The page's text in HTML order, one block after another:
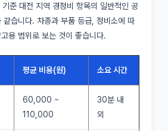
준 대전 지역 경정비 항목의 일반적인 공
같습니다. 차종과 부품 등급, 정비소에 따
용 범위로 보는 것이 좋습니다.
평균 비용(원) 소요 시간
60,000 ~
110,000
30분 내
외